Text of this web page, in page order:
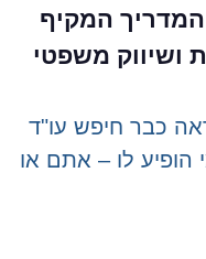
המקיף
ושיווק משפטי
כבר חיפש עו"ד
לו – אתם או